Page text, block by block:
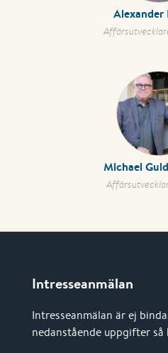
Alexander
Michael
Intresseanmälan
Intresseanmälan är ej
nedanstående uppgifter